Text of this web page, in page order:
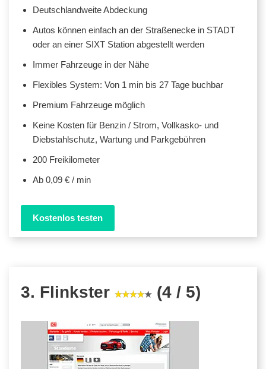
Deutschlandweite Abdeckung
Autos können einfach an der Straßenecke in STADT
oder an einer SIXT Station abgestellt werden
Immer Fahrzeuge in der Nähe
Flexibles System: Von 1 min bis 27 Tage buchbar
Premium Fahrzeuge möglich
Keine Kosten für Benzin / Strom, Vollkasko- und
Diebstahlschutz, Wartung und Parkgebühren
200 Freikilometer
Ab 0,09 € / min
Kostenlos testen
3. Flinkster (4 / 5)